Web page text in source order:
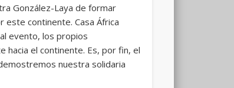
González-Laya de formar
este continente. Casa África
evento, los propios
hacia el continente. Es, por fin, el
nuestra solidaria